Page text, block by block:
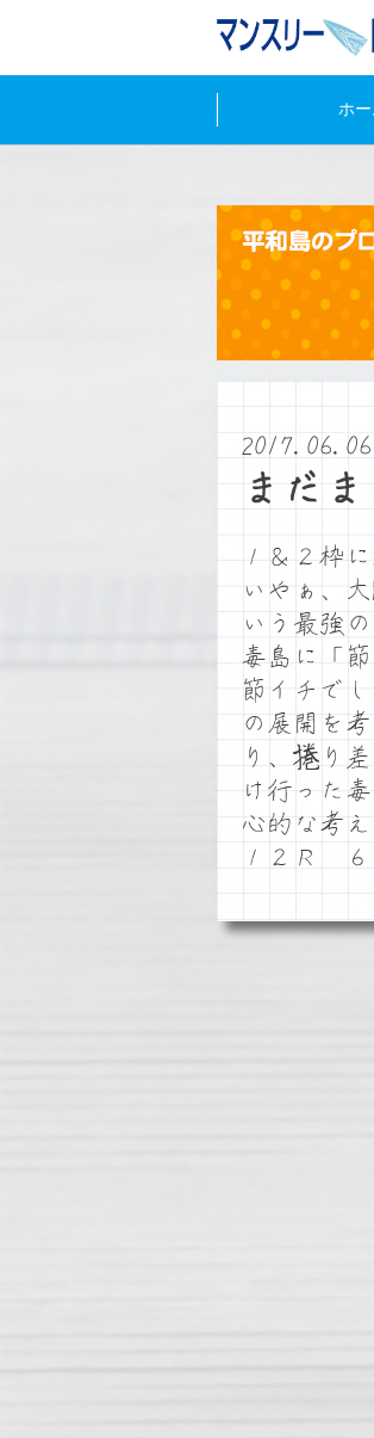
ホー
2017.06.06
まだ
１＆２枠
いやぁ、
いう最強
毒島に「
節イチで
の展開を
り、捲り
け行った
心的な考
１２Ｒ ６